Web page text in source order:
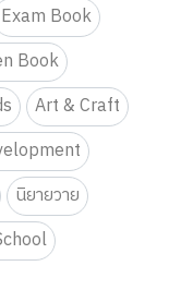
Exam Book
Book
Art & Craft
นิยายวาย